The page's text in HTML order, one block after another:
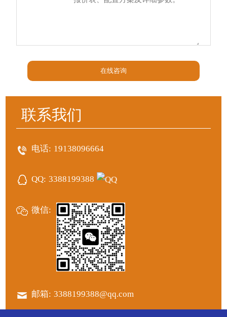
在线咨询
联系我们
电话: 19138096664
QQ: 3388199388
微信:
邮箱: 3388199388@qq.com